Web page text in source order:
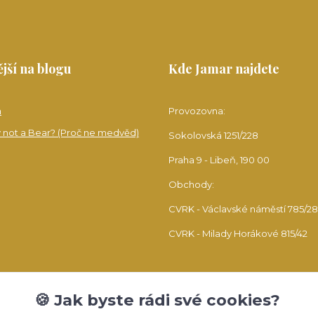
na blogu
not a Bear? (Proč ne medvěd)
Kde Jamar najdete
Provozovna:
Sokolovská 1251/228
Praha 9 - Libeň, 190 00
Obchody:
CVRK - Václavské náměstí 785/28
CVRK - Milady Horákové 815/42
🍪 Jak byste rádi své cookies?